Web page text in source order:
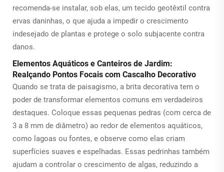
recomenda-se instalar, sob elas, um tecido geotêxtil contra
ervas daninhas, o que ajuda a impedir o crescimento
indesejado de plantas e protege o solo subjacente contra
danos.
Elementos Aquáticos e Canteiros de Jardim:
Realçando Pontos Focais com Cascalho Decorativo
Quando se trata de paisagismo, a brita decorativa tem o
poder de transformar elementos comuns em verdadeiros
destaques. Coloque essas pequenas pedras (com cerca de
3 a 8 mm de diâmetro) ao redor de elementos aquáticos,
como lagoas ou fontes, e observe como elas criam
superfícies suaves e espelhadas. Essas pedrinhas também
ajudam a controlar o crescimento de algas, reduzindo a